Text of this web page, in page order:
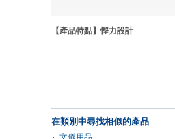
【產品特點】慳力設計
在類別中尋找相似的產品
文儀用品